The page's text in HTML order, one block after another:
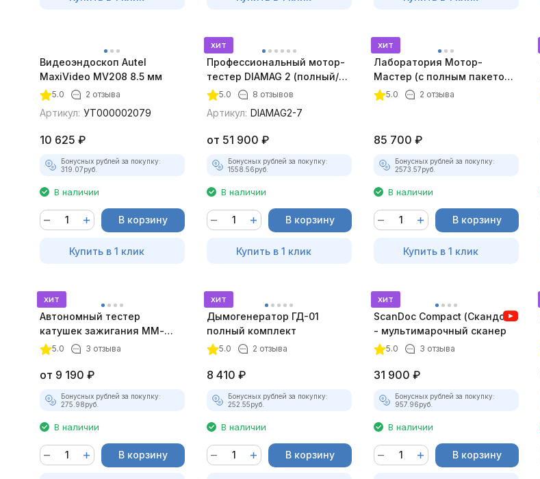
Видеоэндоскоп Autel
MaxiVideo MV208 8.5 мм
5.0 2 отзыва
Артикул: УТ000002079
10 625 ₽
Бонусных рублей за покупку:
319.07руб.
В наличии
В корзину
Купить в 1 клик
хит
Профессиональный мотор-
тестер DIAMAG 2 (полный/
максимальный комплект)
5.0 8 отзывов
Артикул: DIAMAG2-7
от 51 900 ₽
Бонусных рублей за покупку:
1558.56руб.
В наличии
В корзину
Купить в 1 клик
хит
Лаборатория Мотор-
Мастер (с полным пакетом
лицензий)
5.0 2 отзыва
85 700 ₽
Бонусных рублей за покупку:
2573.57руб.
В наличии
В корзину
Купить в 1 клик
хит
Автономный тестер
катушек зажигания ММ-
ТК-01 (v2) (полный
5.0 3 отзыва
от 9 190 ₽
Бонусных рублей за покупку:
275.98руб.
В наличии
В корзину
хит
Дымогенератор ГД-01
полный комплект
5.0 2 отзыва
8 410 ₽
Бонусных рублей за покупку:
252.55руб.
В наличии
В корзину
хит
ScanDoc Compact (Скандок)
- мультимарочный сканер
5.0 3 отзыва
31 900 ₽
Бонусных рублей за покупку:
957.96руб.
В наличии
В корзину